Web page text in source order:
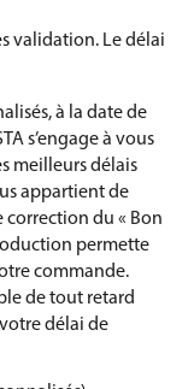
validation. Le délai
à la date de
s’engage à vous
meilleurs délais
appartient de
correction du « Bon
permette
commande.
de tout retard
délai de